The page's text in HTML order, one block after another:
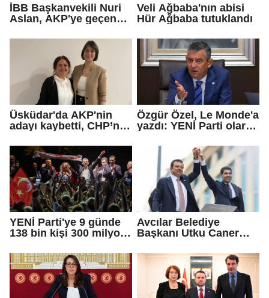
İBB Başkanvekili Nuri
Aslan, AKP'ye geçen
iddialarına yanıt verdi
Veli Ağbaba'nın abisi
Hür Ağbaba tutuklandı
Üsküdar'da AKP'nin
adayı kaybetti, CHP’nin
Çetinkaya Başkan
Vekili seçildi
Özgür Özel, Le Monde'a
yazdı: YENİ Parti olarak
öneriyoruz
YENİ Parti'ye 9 günde
138 bin kişi 300 milyon
Avcılar Belediye
Başkanı Utku Caner
kararı